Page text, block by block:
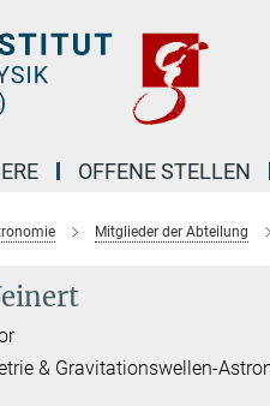
OFFENE STELLEN
Mitglieder der Abteilung
& Gravitationswellen-